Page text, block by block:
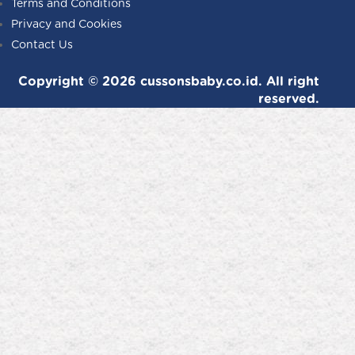
Terms and Conditions
Privacy and Cookies
Contact Us
Copyright © 2026 cussonsbaby.co.id. All right
reserved.